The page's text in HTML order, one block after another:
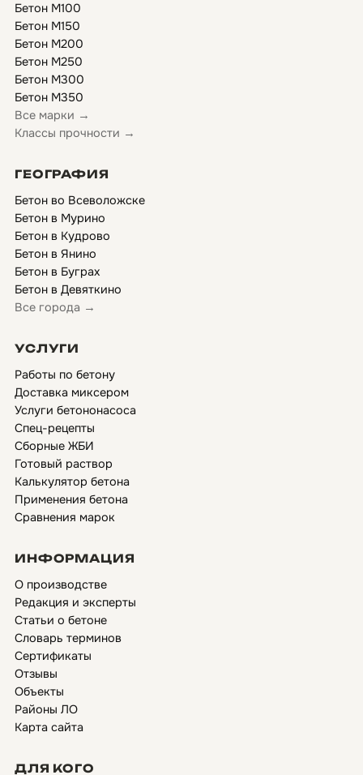
Бетон М100
Бетон М150
Бетон М200
Бетон М250
Бетон М300
Бетон М350
Все марки →
Классы прочности →
ГЕОГРАФИЯ
Бетон во Всеволожске
Бетон в Мурино
Бетон в Кудрово
Бетон в Янино
Бетон в Буграх
Бетон в Девяткино
Все города →
УСЛУГИ
Работы по бетону
Доставка миксером
Услуги бетононасоса
Спец-рецепты
Сборные ЖБИ
Готовый раствор
Калькулятор бетона
Применения бетона
Сравнения марок
ИНФОРМАЦИЯ
О производстве
Редакция и эксперты
Статьи о бетоне
Словарь терминов
Сертификаты
Отзывы
Объекты
Районы ЛО
Карта сайта
ДЛЯ КОГО